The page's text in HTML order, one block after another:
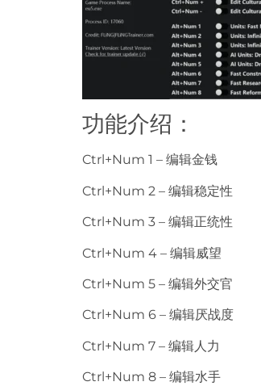
功能介绍：
Ctrl+Num 1 – 编辑金钱
Ctrl+Num 2 – 编辑稳定性
Ctrl+Num 3 – 编辑正统性
Ctrl+Num 4 – 编辑威望
Ctrl+Num 5 – 编辑外交官
Ctrl+Num 6 – 编辑厌战度
Ctrl+Num 7 – 编辑人力
Ctrl+Num 8 – 编辑水手